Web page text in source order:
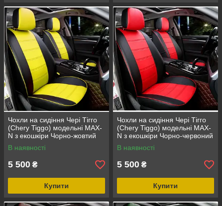
Чохли на сидіння Чері Тігго
(Chery Tiggo) модельні MAX-
N з екошкіри Чорно-жовтий
В наявності
5 500 ₴
Купити
Чохли на сидіння Чері Тігго
(Chery Tiggo) модельні MAX-
N з екошкіри Чорно-червоний
В наявності
5 500 ₴
Купити